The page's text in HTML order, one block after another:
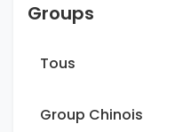
Groups
Tous
Group Chinois